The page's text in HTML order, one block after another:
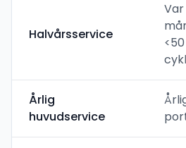
Halvårsservice
Var
<50
Årlig
huvudservice